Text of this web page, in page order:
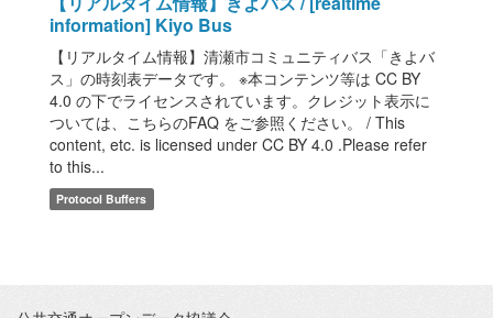
information] Kiyo Bus
【リアルタイム情報】清瀬市コミュニティバス「きよバ
ス」の時刻表データです。 ※本コンテンツ等は CC BY
4.0 の下でライセンスされています。クレジット表示に
ついては、こちらのFAQ をご参照ください。 / This
content, etc. is licensed under CC BY 4.0 .Please refer
to this...
Protocol Buffers